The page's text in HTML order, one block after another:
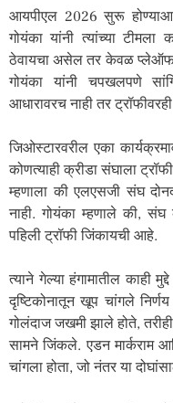
आयपीएल 2026 सुरू
गोयंका यांनी त्यांच्या
ठेवायचा असेल तर केवळ प्लेऑफ
गोयंका यांनी चपखलपणे
आधारावरच नाही तर
जिओस्टारवरील एका
कोणत्याही क्रीडा संघाला
म्हणाला की एलएसजी संघ
नाही. गोयंका म्हणाले की,
पहिली ट्रॉफी जिंकायची आहे.
त्याने गेल्या हंगामातील काही
दृष्टिकोनातून खूप चांगले
गोलंदाज जखमी झाले होते,
सामने जिंकले. एडन मार्कराम
चांगला होता, जो नंतर या